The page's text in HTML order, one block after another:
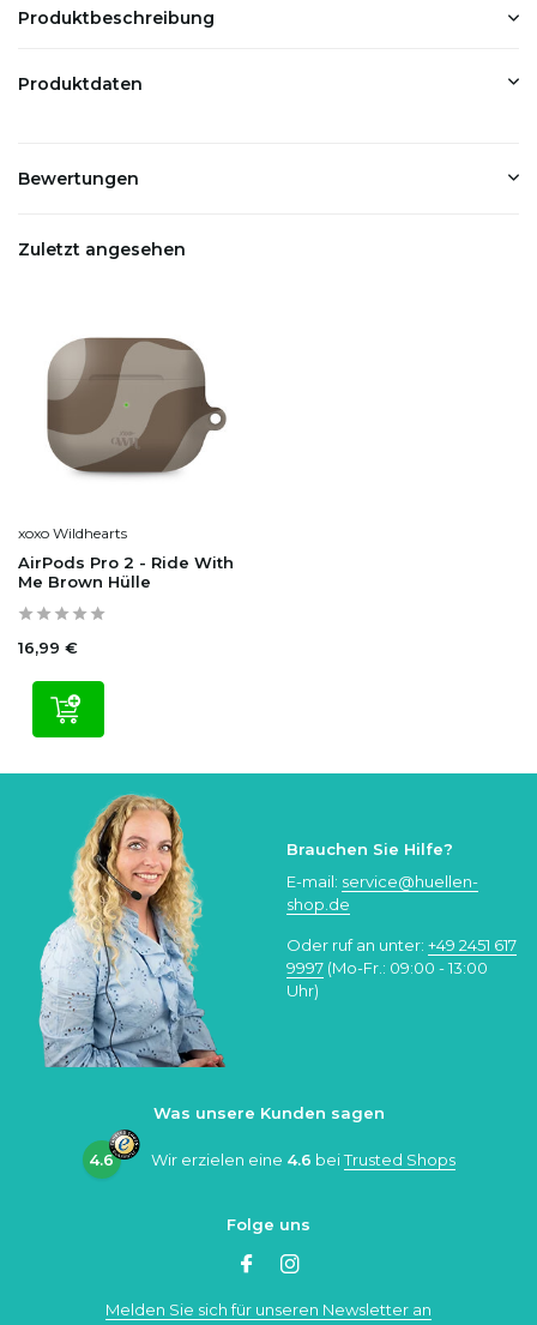
Produktbeschreibung
Produktdaten
Bewertungen
Zuletzt angesehen
xoxo Wildhearts
AirPods Pro 2 - Ride With
Me Brown Hülle
16,99 €
Brauchen Sie Hilfe?
E-mail: service@huellen-
shop.de
Oder ruf an unter: +49 2451 617
9997 (Mo-Fr.: 09:00 - 13:00
Uhr)
Was unsere Kunden sagen
4.6 Wir erzielen eine 4.6 beiTrusted Shops
Folge uns
Melden Sie sich für unseren Newsletter an